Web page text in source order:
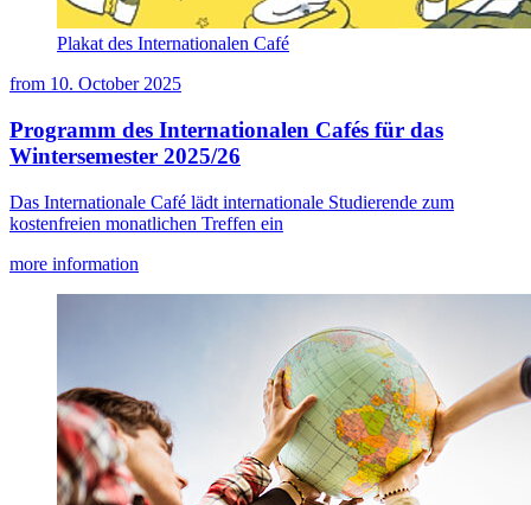
Plakat des Internationalen Café
from 10. October 2025
Programm des Internationalen Cafés für das
Wintersemester 2025/26
Das Internationale Café lädt internationale Studierende zum
kostenfreien monatlichen Treffen ein
more information